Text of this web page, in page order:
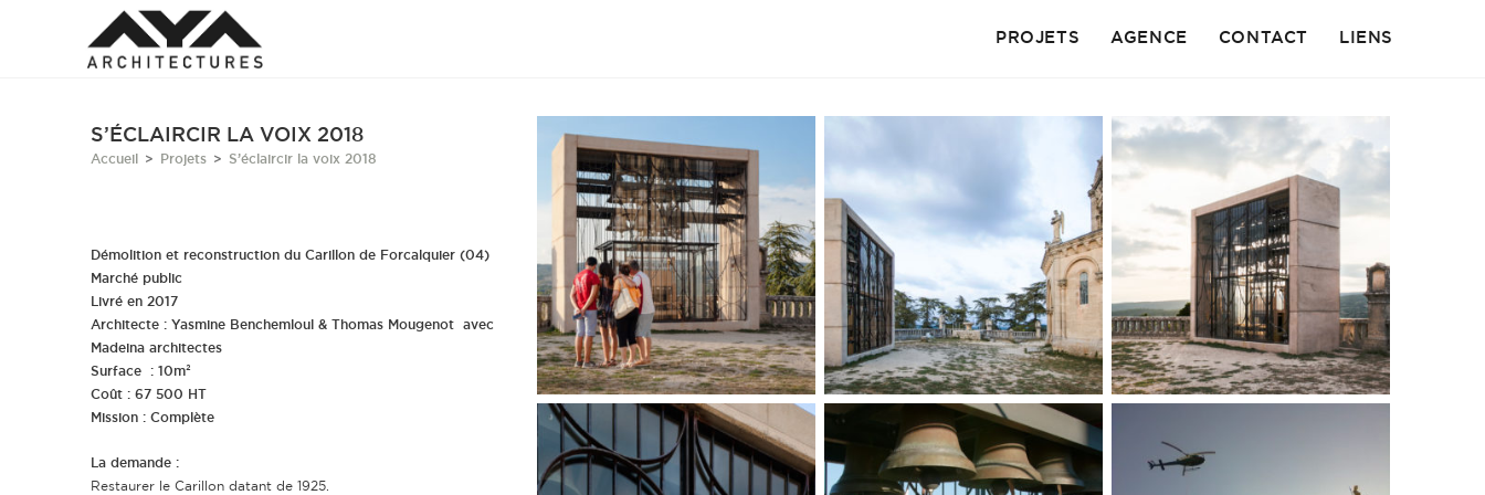
PROJETS AGENCE CONTACT LIENS
S’ÉCLAIRCIR LA VOIX 2018
Accueil > Projets > S’éclaircir la voix 2018
Démolition et reconstruction du Carillon de Forcalquier (04)
Marché public
Livré en 2017
Architecte : Yasmine Benchemloul & Thomas Mougenot avec
Madeina architectes
Surface : 10m²
Coût : 67 500 HT
Mission : Complète
La demande :
Restaurer le Carillon datant de 1925.